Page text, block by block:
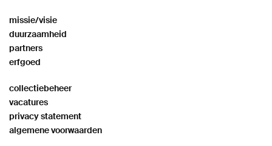
missie/visie
duurzaamheid
partners
erfgoed
collectiebeheer
vacatures
privacy statement
algemene voorwaarden